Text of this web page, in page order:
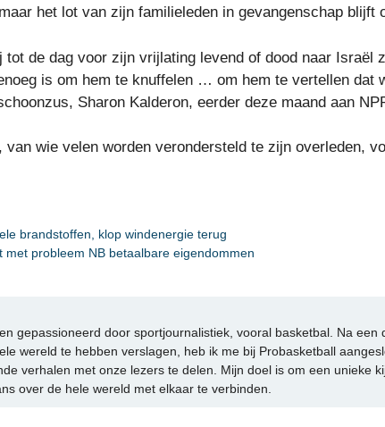
het lot van zijn familieleden in gevangenschap blijft
de dag voor zijn vrijlating levend of dood naar Israël
is om hem te knuffelen … om hem te vertellen dat
Sharon Kalderon, eerder deze maand aan
wie velen worden verondersteld te zijn overleden,
brandstoffen, klop windenergie terug
probleem NB betaalbare eigendommen
gepassioneerd door sportjournalistiek, vooral basketbal. Na een
wereld te hebben verslagen, heb ik me bij Probasketball
verhalen met onze lezers te delen. Mijn doel is om een unieke
over de hele wereld met elkaar te verbinden.